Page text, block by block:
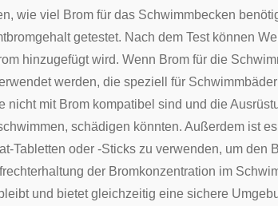
wie viel Brom für das Schwimmbecken
getestet. Nach dem Test können
hinzugefügt wird. Wenn Brom für die
werden, die speziell für
nicht mit Brom kompatibel sind und die
schädigen könnten. Außerdem ist
Tabletten oder -Sticks zu verwenden, um
der Bromkonzentration im
und bietet gleichzeitig eine sichere